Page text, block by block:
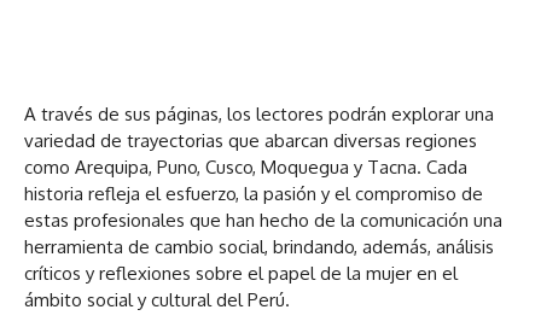
A través de sus páginas, los lectores podrán explorar una
variedad de trayectorias que abarcan diversas regiones
como Arequipa, Puno, Cusco, Moquegua y Tacna. Cada
historia refleja el esfuerzo, la pasión y el compromiso de
estas profesionales que han hecho de la comunicación una
herramienta de cambio social, brindando, además, análisis
críticos y reflexiones sobre el papel de la mujer en el
ámbito social y cultural del Perú.